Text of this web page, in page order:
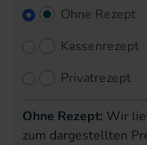
Ohne Rezept
Kassenrezept
Privatrezept
Ohne Rezept: Wir
zum dargestellten